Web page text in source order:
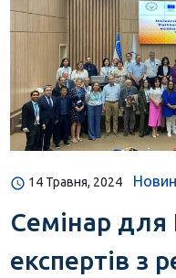
14 Травня, 2024
Семінар для
експертів з